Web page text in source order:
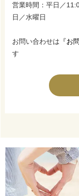
営業時間：平日／
日／水曜日
お問い合わせは 『お
す